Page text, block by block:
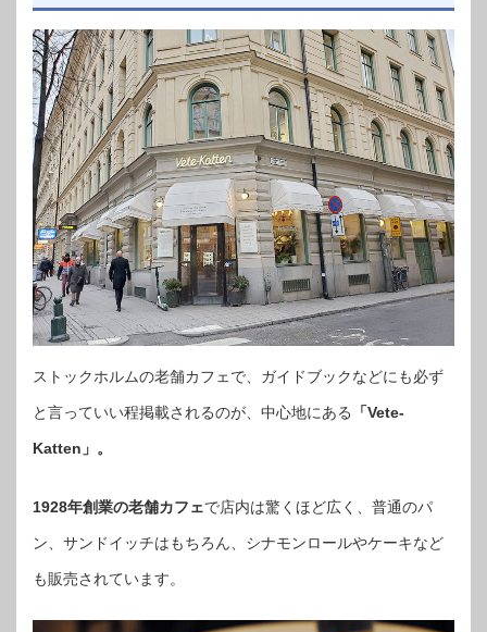
ストックホルムの老舗カフェで、ガイドブックなどにも必ず
と言っていい程掲載されるのが、中心地にある 「Vete-
Katten」。
1928年創業の老舗カフェで店内は驚くほど広く、普通のパ
ン、サンドイッチはもちろん、シナモンロールやケーキなど
も販売されています。